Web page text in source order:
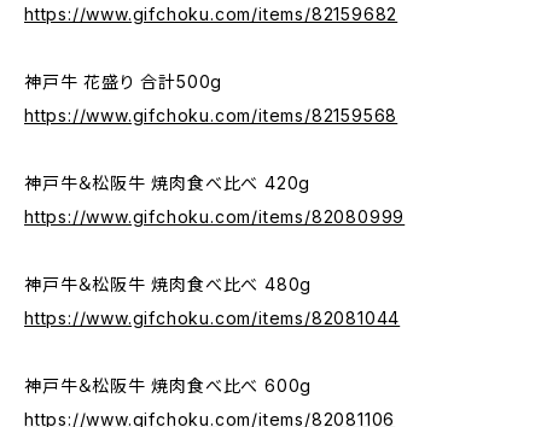
https://www.gifchoku.com/items/82159682
神戸牛 花盛り 合計500g
https://www.gifchoku.com/items/82159568
神戸牛＆松阪牛 焼肉食べ比べ 420g
https://www.gifchoku.com/items/82080999
神戸牛＆松阪牛 焼肉食べ比べ 480g
https://www.gifchoku.com/items/82081044
神戸牛＆松阪牛 焼肉食べ比べ 600g
https://www.gifchoku.com/items/82081106